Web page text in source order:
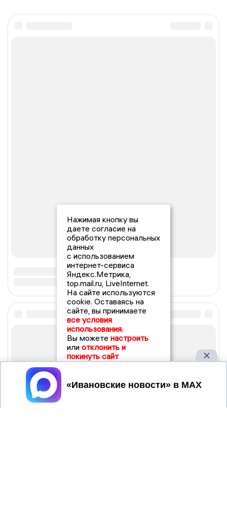
Нажимая кнопку вы
даете согласие на
обработку персональных
данных
с использованием
интернет-сервиса
Яндекс.Метрика,
top.mail.ru, LiveInternet.
На сайте используются
cookie. Оставаясь на
сайте, вы принимаете
все условия
использования.
Вы можете настроить
или отклонить и
покинуть сайт
Принять